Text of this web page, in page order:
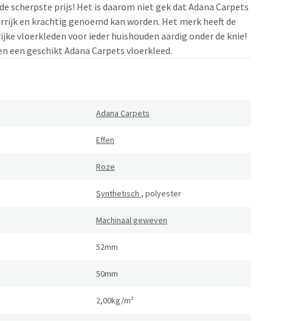
scherpste prijs! Het is daarom niet gek dat Adana Carpets
en krachtig genoemd kan worden. Het merk heeft de
vloerkleden voor ieder huishouden aardig onder de knie!
een geschikt Adana Carpets vloerkleed.
Adana Carpets
Effen
Roze
Synthetisch , polyester
Machinaal geweven
52mm
50mm
2,00kg/m²